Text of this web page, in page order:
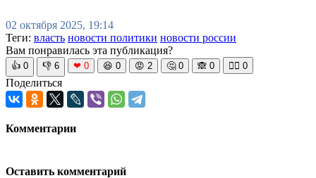
02 октября 2025, 19:14
Теги: власть новости политики новости россии
Вам понравилась эта публикация?
👍 0 👎 6 ❤ 0 😆 0 😡 2 🤔 0 🙈 0 🧘‍♀️ 0
Поделиться
Комментарии
Оставить комментарий